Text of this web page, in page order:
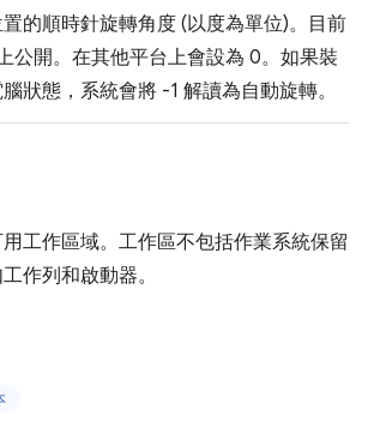
的順時針旋轉角度 (以度為單位)。目前
公開。在其他平台上會設為 0。如果裝
狀態，系統會將 -1 解讀為自動旋轉。
工作區域。工作區不包括作業系統保留
作列和啟動器。